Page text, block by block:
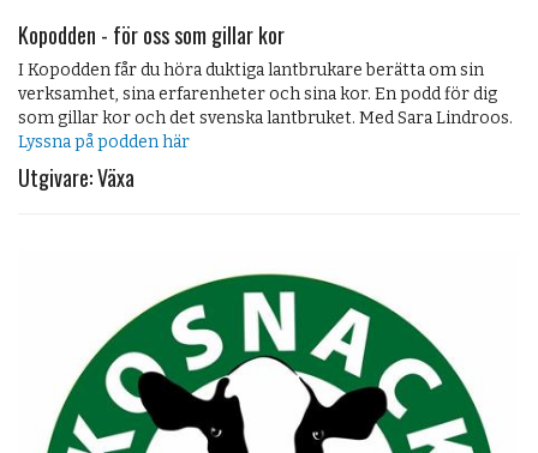
Kopodden - för oss som gillar kor
I Kopodden får du höra duktiga lantbrukare berätta om sin
verksamhet, sina erfarenheter och sina kor. En podd för dig
som gillar kor och det svenska lantbruket. Med Sara Lindroos.
Lyssna på podden här
Utgivare: Växa